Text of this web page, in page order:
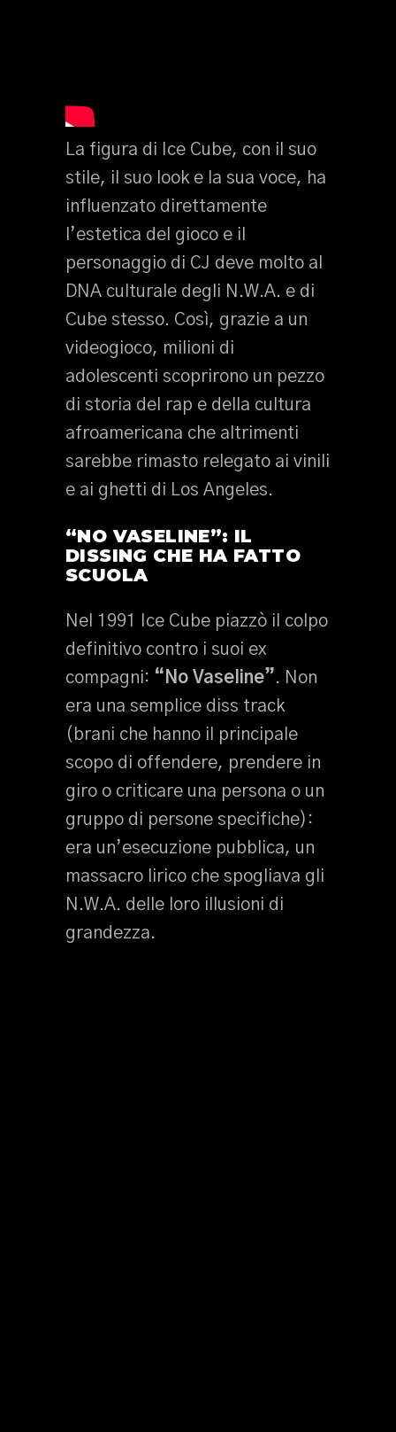
La figura di Ice Cube, con il suo
stile, il suo look e la sua voce, ha
influenzato direttamente
l’estetica del gioco e il
personaggio di CJ deve molto al
DNA culturale degli N.W.A. e di
Cube stesso. Così, grazie a un
videogioco, milioni di
adolescenti scoprirono un pezzo
di storia del rap e della cultura
afroamericana che altrimenti
sarebbe rimasto relegato ai vinili
e ai ghetti di Los Angeles.
“NO VASELINE”: IL
DISSING CHE HA FATTO
SCUOLA
Nel 1991 Ice Cube piazzò il colpo
definitivo contro i suoi ex
compagni: “No Vaseline” . Non
era una semplice diss track
(brani che hanno il principale
scopo di offendere, prendere in
giro o criticare una persona o un
gruppo di persone specifiche):
era un’esecuzione pubblica, un
massacro lirico che spogliava gli
N.W.A. delle loro illusioni di
grandezza.